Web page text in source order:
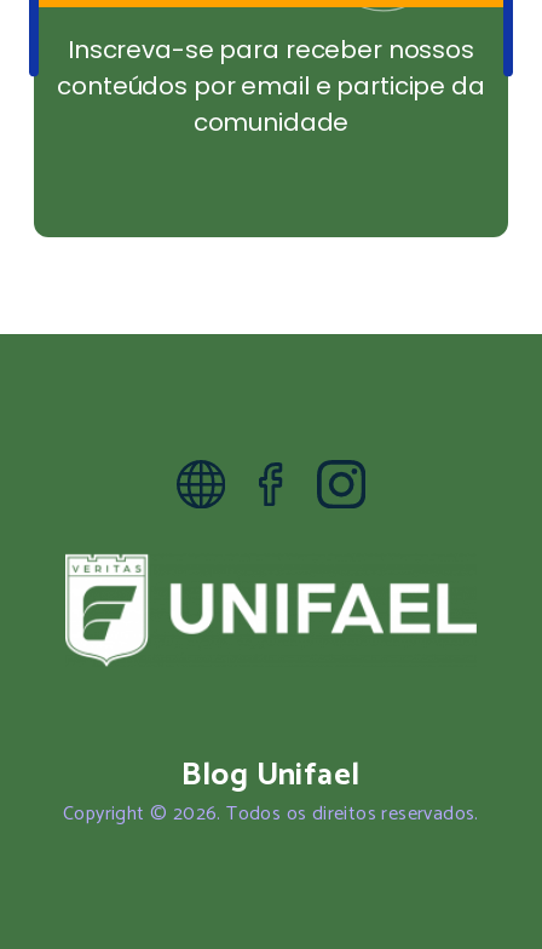
Inscreva-se para receber nossos
conteúdos por email e participe da
comunidade
Blog Unifael
Copyright © 2026. Todos os direitos reservados.